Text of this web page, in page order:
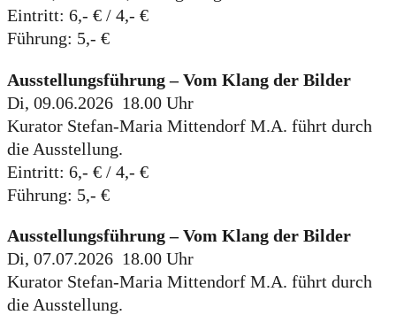
Eintritt: 6,- € / 4,- €
Führung: 5,- €
Ausstellungsführung – Vom Klang der Bilder
Di, 09.06.2026 18.00 Uhr
Kurator Stefan-Maria Mittendorf M.A. führt durch
die Ausstellung.
Eintritt: 6,- € / 4,- €
Führung: 5,- €
Ausstellungsführung – Vom Klang der Bilder
Di, 07.07.2026 18.00 Uhr
Kurator Stefan-Maria Mittendorf M.A. führt durch
die Ausstellung.